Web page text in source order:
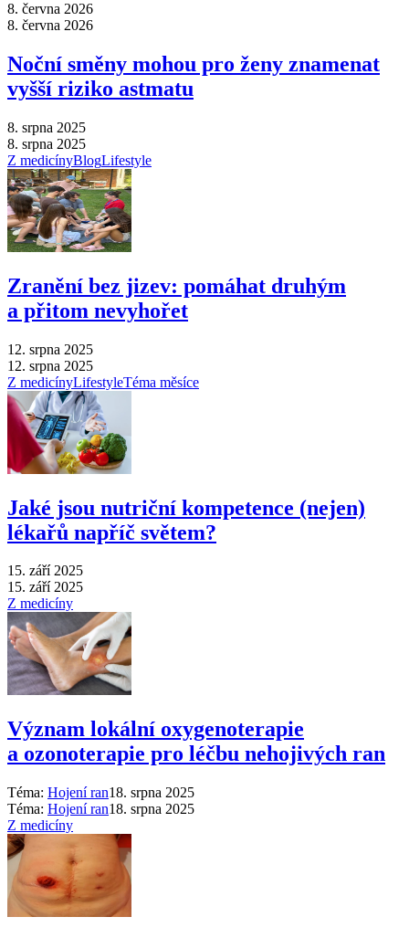
8. června 2026
8. června 2026
Noční směny mohou pro ženy znamenat
vyšší riziko astmatu
8. srpna 2025
8. srpna 2025
Z medicínyBlogLifestyle
Zranění bez jizev: pomáhat druhým
a přitom nevyhořet
12. srpna 2025
12. srpna 2025
Z medicínyLifestyleTéma měsíce
Jaké jsou nutriční kompetence (nejen)
lékařů napříč světem?
15. září 2025
15. září 2025
Z medicíny
Význam lokální oxygenoterapie
a ozonoterapie pro léčbu nehojivých ran
Téma: Hojení ran18. srpna 2025
Téma: Hojení ran18. srpna 2025
Z medicíny